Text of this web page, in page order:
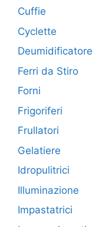
Cuffie
Cyclette
Deumidificatore
Ferri da Stiro
Forni
Frigoriferi
Frullatori
Gelatiere
Idropulitrici
Illuminazione
Impastatrici